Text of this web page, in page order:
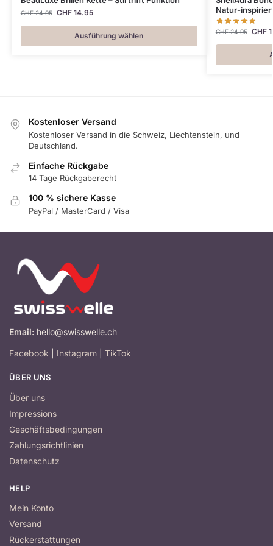
CHF24.95 CHF14.95
Ausführung wählen
Natur-
CHF24.95 CHF
Kostenloser Versand
Kostenloser Versand in die Schweiz, Liechtenstein, und
Deutschland.
Einfache Rückgabe
14 Tage Rückgaberecht
100 % sichere Kasse
PayPal / MasterCard / Visa
Email: hello@swisswelle.ch
Facebook Instagram TikTok
ÜBER UNS
Über uns
Impressions
Geschäftsbedingungen
Zahlungsrichtlinien
Datenschutz
HELP
Mein Konto
Versand
Rückerstattungen